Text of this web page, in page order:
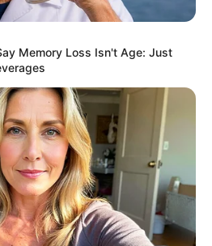
Memory Loss Isn't Age: Just